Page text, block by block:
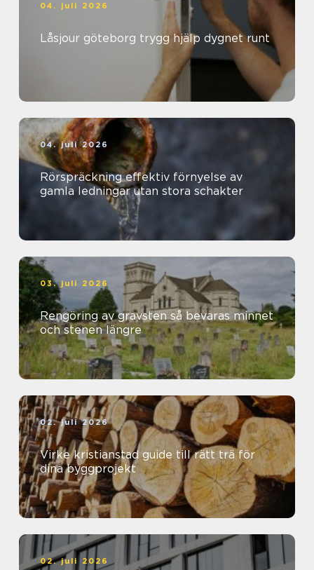
04. juli 2026
Låsjour göteborg trygg hjälp dygnet runt
04. juli 2026
Rörspräckning effektiv förnyelse av
gamla ledningar utan stora schakter
03. juli 2026
Rengöring av gravsten så bevaras minnet
och stenen längre
02. juli 2026
Virke kristianstad guide till rätt trä för
dina byggprojekt
02. juli 2026